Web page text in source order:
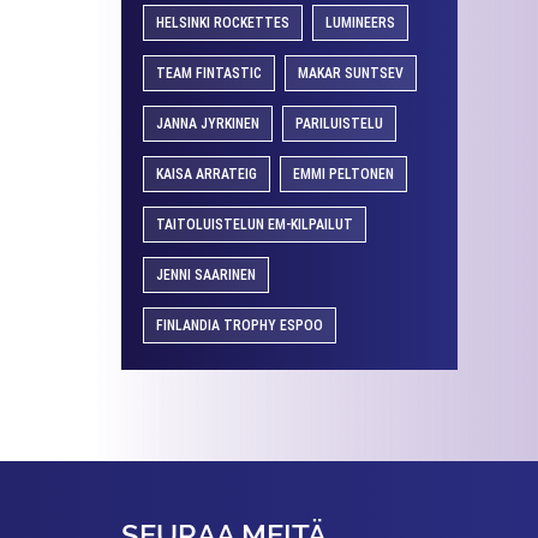
HELSINKI ROCKETTES LUMINEERS
TEAM FINTASTIC MAKAR SUNTSEV
JANNA JYRKINEN PARILUISTELU
KAISA ARRATEIG EMMI PELTONEN
TAITOLUISTELUN EM-KILPAILUT
JENNI SAARINEN
FINLANDIA TROPHY ESPOO